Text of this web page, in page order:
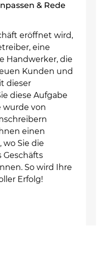
& Rede
eröffnet wird,
eine
Handwerker, die
Kunden und
dieser
diese Aufgabe
wurde von
einen
wo Sie die
Geschäfts
So wird Ihre
Erfolg!